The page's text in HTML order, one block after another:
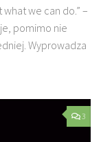
what we can do.” –
pomimo nie
Wyprowadza
3